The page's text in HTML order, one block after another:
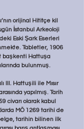
orijinal Hititçe kil
İstanbul Arkeoloji
Eski Şark Eserleri
Tabletler, 1906
başkenti Hattuşa
bulunmuş.
III. Hattuşili ile Mısır
yapılmış. Tarih
civarı olarak kabul
MÖ 1269 tarihi de
tarihin bilinen ilk